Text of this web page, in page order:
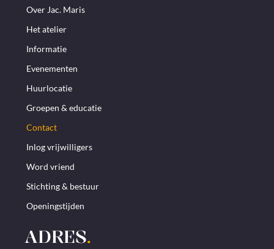
Over Jac. Maris
Het atelier
Informatie
Evenementen
Huurlocatie
Groepen & educatie
Contact
Inlog vrijwilligers
Word vriend
Stichting & bestuur
Openingstijden
ADRES.